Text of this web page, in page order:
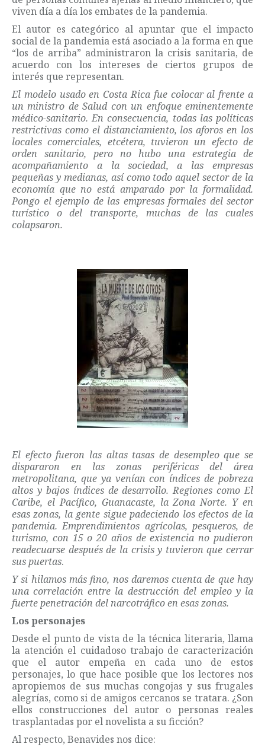
viven día a día los embates de la pandemia.
El autor es categórico al apuntar que el impacto
social de la pandemia está asociado a la forma en que
“los de arriba” administraron la crisis sanitaria, de
acuerdo con los intereses de ciertos grupos de
interés que representan.
El modelo usado en Costa Rica fue colocar al frente a
un ministro de Salud con un enfoque eminentemente
médico-sanitario. En consecuencia, todas las políticas
restrictivas como el distanciamiento, los aforos en los
locales comerciales, etcétera, tuvieron un efecto de
orden sanitario, pero no hubo una estrategia de
acompañamiento a la sociedad, a las empresas
pequeñas y medianas, así como todo aquel sector de la
economía que no está amparado por la formalidad.
Pongo el ejemplo de las empresas formales del sector
turístico o del transporte, muchas de las cuales
colapsaron.
El efecto fueron las altas tasas de desempleo que se
dispararon en las zonas periféricas del área
metropolitana, que ya venían con índices de pobreza
altos y bajos índices de desarrollo. Regiones como El
Caribe, el Pacífico, Guanacaste, la Zona Norte. Y en
esas zonas, la gente sigue padeciendo los efectos de la
pandemia. Emprendimientos agrícolas, pesqueros, de
turismo, con 15 o 20 años de existencia no pudieron
readecuarse después de la crisis y tuvieron que cerrar
sus puertas.
Y si hilamos más fino, nos daremos cuenta de que hay
una correlación entre la destrucción del empleo y la
fuerte penetración del narcotráfico en esas zonas.
Los personajes
Desde el punto de vista de la técnica literaria, llama
la atención el cuidadoso trabajo de caracterización
que el autor empeña en cada uno de estos
personajes, lo que hace posible que los lectores nos
apropiemos de sus muchas congojas y sus frugales
alegrías, como si de amigos cercanos se tratara. ¿Son
ellos construcciones del autor o personas reales
trasplantadas por el novelista a su ficción?
Al respecto, Benavides nos dice: